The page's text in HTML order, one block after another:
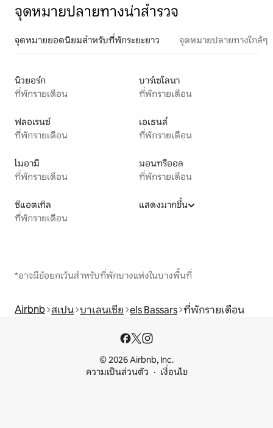
จุดหมายปลายทางน่าสำรวจ
จุดหมายยอดนิยมสำหรับที่พักระยะยาว จุดหมายปลายทางใกล้ๆ
นิวยอร์ก
ที่พักรายเดือน
บาร์เซโลนา
ที่พักรายเดือน
ฟลอเรนซ์
ที่พักรายเดือน
เอเธนส์
ที่พักรายเดือน
ไมอามี
ที่พักรายเดือน
มอนทรีออล
ที่พักรายเดือน
ซีแอตเทิล
ที่พักรายเดือน
แสดงมากขึ้น
*อาจมีข้อยกเว้นสำหรับที่พักบางแห่งในบางพื้นที่
Airbnb สเปน บาเลนเซีย els Bassars ที่พักรายเดือน
© 2026 Airbnb, Inc.
ความเป็นส่วนตัว
เงื่อนไข